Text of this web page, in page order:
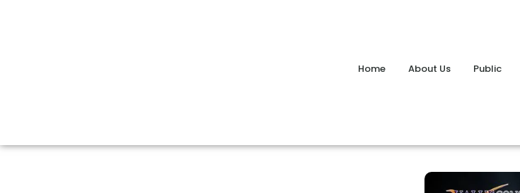
Home About Us Public